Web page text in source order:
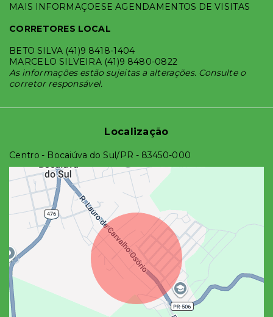
MAIS INFORMAÇOESE AGENDAMENTOS DE VISITAS
CORRETORES LOCAL
BETO SILVA (41)9 8418-1404
MARCELO SILVEIRA (41)9 8480-0822
As informações estão sujeitas a alterações. Consulte o
corretor responsável.
Localização
Centro - Bocaiúva do Sul/PR - 83450-000